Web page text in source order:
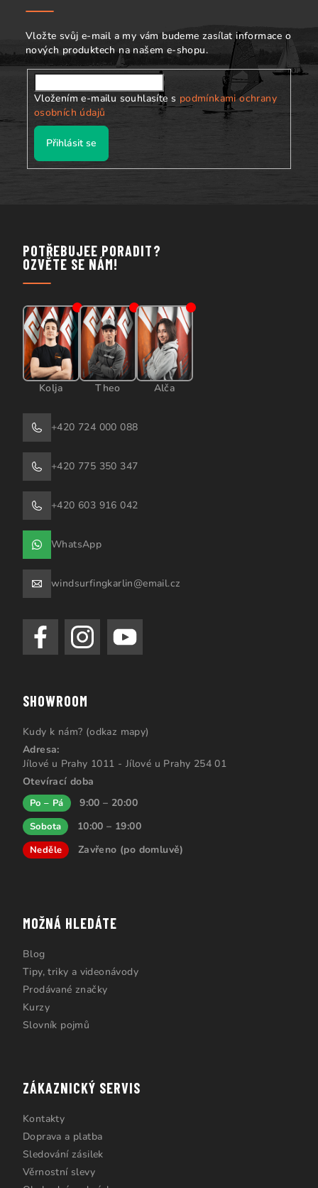
Vložte svůj e-mail a my vám budeme zasílat informace o
nových produktech na našem e-shopu.
Vložením e-mailu souhlasíte s podmínkami ochrany
osobních údajů
Přihlásit se
POTŘEBUJEE PORADIT?
OZVĚTE SE NÁM!
Kolja Theo Alča
+420 724 000 088
+420 775 350 347
+420 603 916 042
WhatsApp
windsurfingkarlin@email.cz
SHOWROOM
Kudy k nám? (odkaz mapy)
Adresa:
Jílové u Prahy 1011 - Jílové u Prahy 254 01
Otevírací doba
Po – Pá 9:00 – 20:00
Sobota 10:00 – 19:00
Neděle Zavřeno (po domluvě)
MOŽNÁ HLEDÁTE
Blog
Tipy, triky a videonávody
Prodávané značky
Kurzy
Slovník pojmů
ZÁKAZNICKÝ SERVIS
Kontakty
Doprava a platba
Sledování zásilek
Věrnostní slevy